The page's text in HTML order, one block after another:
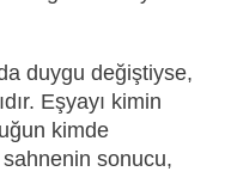
duygu değiştiyse,
Eşyayı kimin
kimde
sonucu,